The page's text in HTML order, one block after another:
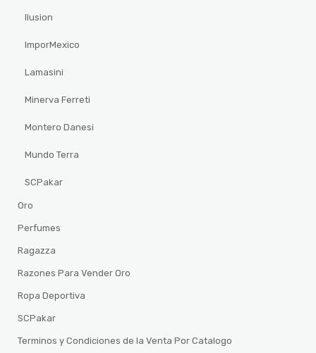
Ilusion
ImporMexico
Lamasini
Minerva Ferreti
Montero Danesi
Mundo Terra
SCPakar
Oro
Perfumes
Ragazza
Razones Para Vender Oro
Ropa Deportiva
SCPakar
Terminos y Condiciones de la Venta Por Catalogo